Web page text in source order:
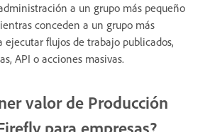
a un grupo más pequeño
conceden a un grupo más
ejecutar flujos de trabajo publicados,
API o acciones masivas.
valor de Producción